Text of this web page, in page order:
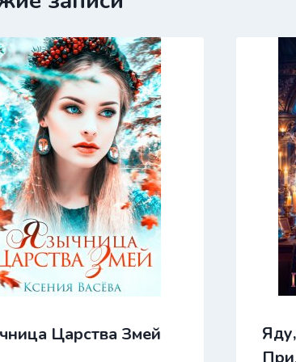
Царства Змей